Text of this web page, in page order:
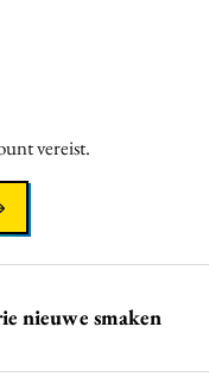
vereist.
nieuwe smaken